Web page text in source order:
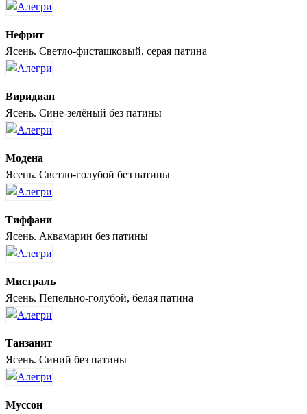
Нефрит
Ясень. Светло-фисташковый, серая патина
Виридиан
Ясень. Сине-зелёный без патины
Модена
Ясень. Светло-голубой без патины
Тиффани
Ясень. Аквамарин без патины
Мистраль
Ясень. Пепельно-голубой, белая патина
Танзанит
Ясень. Синий без патины
Муссон